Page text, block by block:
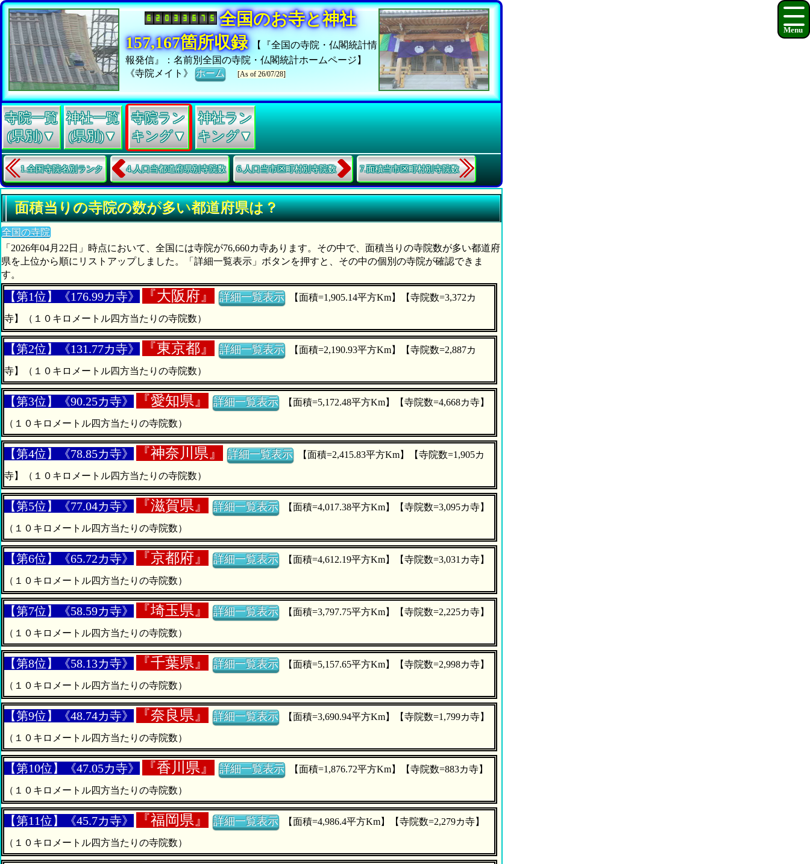
全国のお寺と神社
157,167箇所収録
【『全国の寺院・仏閣統計情
報発信』：名前別全国の寺院・仏閣統計ホームページ】
《寺院メイト》ホーム [As of 26/07/28]
寺院一覧
(県別)▼
神社一覧
(県別)▼
寺院ラン
キング▼
神社ラン
キング▼
1.全国寺院名別ランク 4.人口当都道府県別寺院数 6.人口当市区町村別寺院数 7.面積当市区町村別寺院数
面積当りの寺院の数が多い都道府県は？
全国の寺院
「2026年04月22日」時点において、全国には寺院が76,660カ寺あります。その中で、面積当りの寺院数が多い都道府
県を上位から順にリストアップしました。「詳細一覧表示」ボタンを押すと、その中の個別の寺院が確認できま
す。
【第1位】《176.99カ寺》 『大阪府』 詳細一覧表示
寺】（１０キロメートル四方当たりの寺院数）
【第2位】《131.77カ寺》 『東京都』 詳細一覧表示
寺】（１０キロメートル四方当たりの寺院数）
【第3位】《90.25カ寺》 『愛知県』 詳細一覧表示
（１０キロメートル四方当たりの寺院数）
【第4位】《78.85カ寺》 『神奈川県』 詳細一覧表示
寺】（１０キロメートル四方当たりの寺院数）
【第5位】《77.04カ寺》 『滋賀県』 詳細一覧表示
（１０キロメートル四方当たりの寺院数）
【第6位】《65.72カ寺》 『京都府』 詳細一覧表示
（１０キロメートル四方当たりの寺院数）
【第7位】《58.59カ寺》 『埼玉県』 詳細一覧表示
（１０キロメートル四方当たりの寺院数）
【第8位】《58.13カ寺》 『千葉県』 詳細一覧表示
（１０キロメートル四方当たりの寺院数）
【第9位】《48.74カ寺》 『奈良県』 詳細一覧表示
（１０キロメートル四方当たりの寺院数）
【第10位】《47.05カ寺》 『香川県』 詳細一覧表示
（１０キロメートル四方当たりの寺院数）
【第11位】《45.7カ寺》 『福岡県』 詳細一覧表示
（１０キロメートル四方当たりの寺院数）